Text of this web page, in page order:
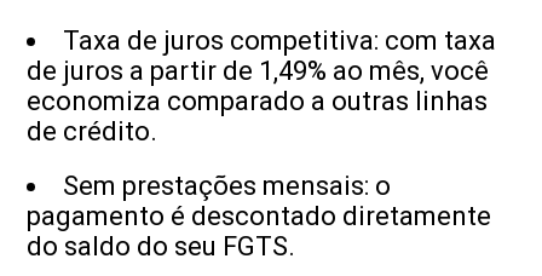
Taxa de juros competitiva: com taxa
de juros a partir de 1,49% ao mês, você
economiza comparado a outras linhas
de crédito.
Sem prestações mensais: o
pagamento é descontado diretamente
do saldo do seu FGTS.